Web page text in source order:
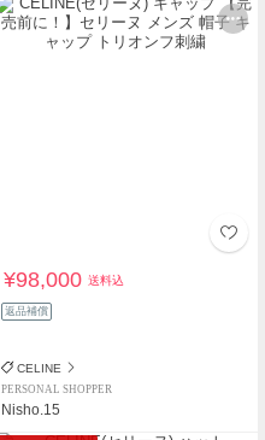
¥98,000送料込
返品補償
CELINE
PERSONAL SHOPPER
Nisho.15